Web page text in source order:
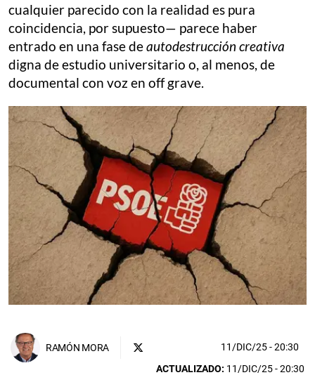
cualquier parecido con la realidad es pura
coincidencia, por supuesto— parece haber
entrado en una fase deautodestrucción creativa
digna de estudio universitario o, al menos, de
documental con voz en off grave.
RAMÓN MORA 11/DIC/25- 20:30
ACTUALIZADO: 11/DIC/25 - 20:30